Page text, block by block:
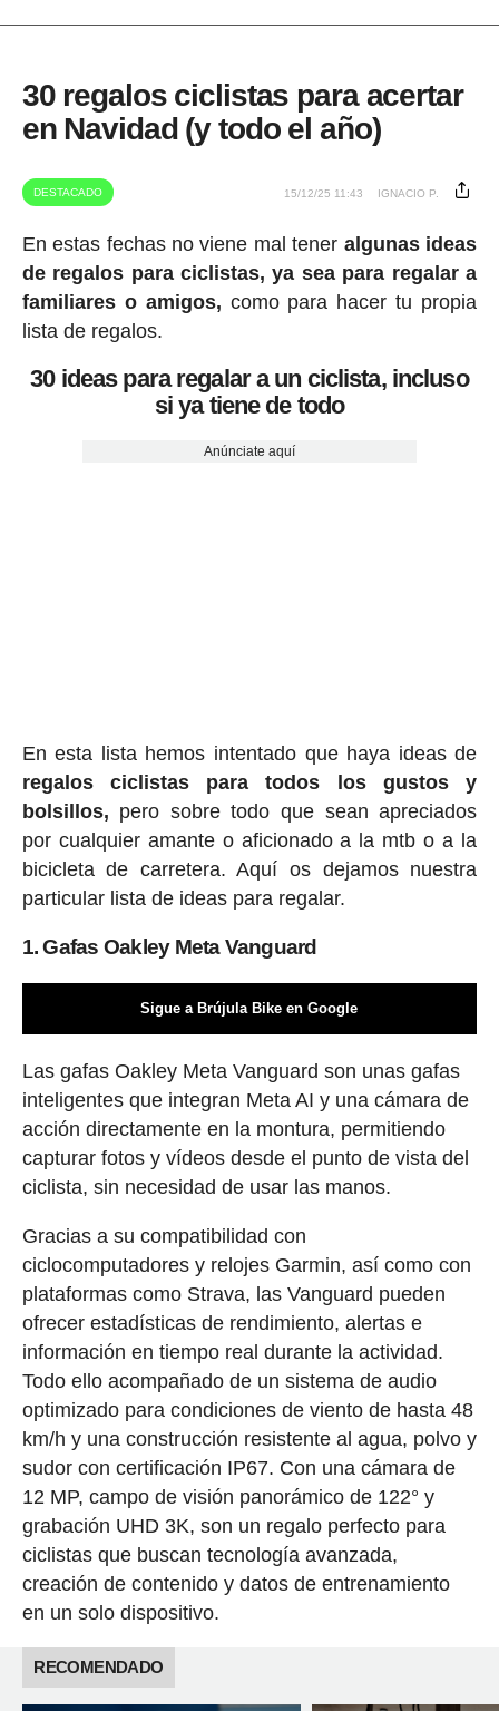
30 regalos ciclistas para acertar
en Navidad (y todo el año)
DESTACADO 15/12/25 11:43 IGNACIO P.
En estas fechas no viene mal tener algunas ideas
de regalos para ciclistas, ya sea para regalar a
familiares o amigos, como para hacer tu propia
lista de regalos.
30 ideas para regalar a un ciclista, incluso
si ya tiene de todo
Anúnciate aquí
En esta lista hemos intentado que haya ideas de
regalos ciclistas para todos los gustos y
bolsillos, pero sobre todo que sean apreciados
por cualquier amante o aficionado a la mtb o a la
bicicleta de carretera. Aquí os dejamos nuestra
particular lista de ideas para regalar.
1. Gafas Oakley Meta Vanguard
Sigue a Brújula Bike en Google
Las gafas Oakley Meta Vanguard son unas gafas
inteligentes que integran Meta AI y una cámara de
acción directamente en la montura, permitiendo
capturar fotos y vídeos desde el punto de vista del
ciclista, sin necesidad de usar las manos.
Gracias a su compatibilidad con
ciclocomputadores y relojes Garmin, así como con
plataformas como Strava, las Vanguard pueden
ofrecer estadísticas de rendimiento, alertas e
información en tiempo real durante la actividad.
Todo ello acompañado de un sistema de audio
optimizado para condiciones de viento de hasta 48
km/h y una construcción resistente al agua, polvo y
sudor con certificación IP67. Con una cámara de
12 MP, campo de visión panorámico de 122° y
grabación UHD 3K, son un regalo perfecto para
ciclistas que buscan tecnología avanzada,
creación de contenido y datos de entrenamiento
en un solo dispositivo.
RECOMENDADO